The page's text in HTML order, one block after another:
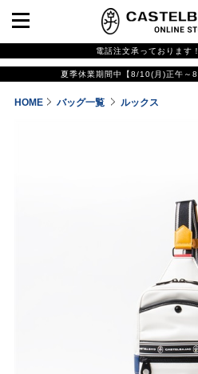
電話注文承っております
夏季休業期間中【8/10(月)正午～
HOME バッグ一覧 ルックス